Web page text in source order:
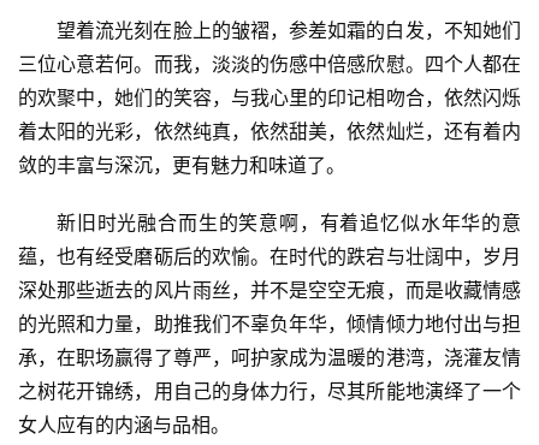
望着流光刻在脸上的皱褶，参差如霜的白发，不知她们
三位心意若何。而我，淡淡的伤感中倍感欣慰。四个人都在
的欢聚中，她们的笑容，与我心里的印记相吻合，依然闪烁
着太阳的光彩，依然纯真，依然甜美，依然灿烂，还有着内
敛的丰富与深沉，更有魅力和味道了。
新旧时光融合而生的笑意啊，有着追忆似水年华的意
蕴，也有经受磨砺后的欢愉。在时代的跌宕与壮阔中，岁月
深处那些逝去的风片雨丝，并不是空空无痕，而是收藏情感
的光照和力量，助推我们不辜负年华，倾情倾力地付出与担
承，在职场赢得了尊严，呵护家成为温暖的港湾，浇灌友情
之树花开锦绣，用自己的身体力行，尽其所能地演绎了一个
女人应有的内涵与品相。